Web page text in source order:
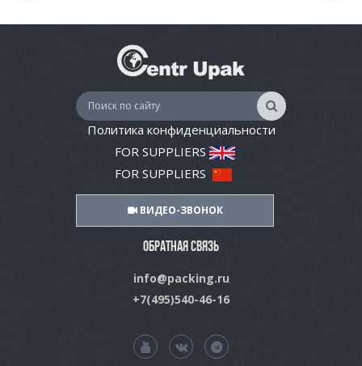
Политика конфиденциальности
FOR SUPPLIERS
FOR SUPPLIERS
ВИДЕО-ЗВОНОК
ОБРАТНАЯ СВЯЗЬ
info@packing.ru
+7(495)540-46-16